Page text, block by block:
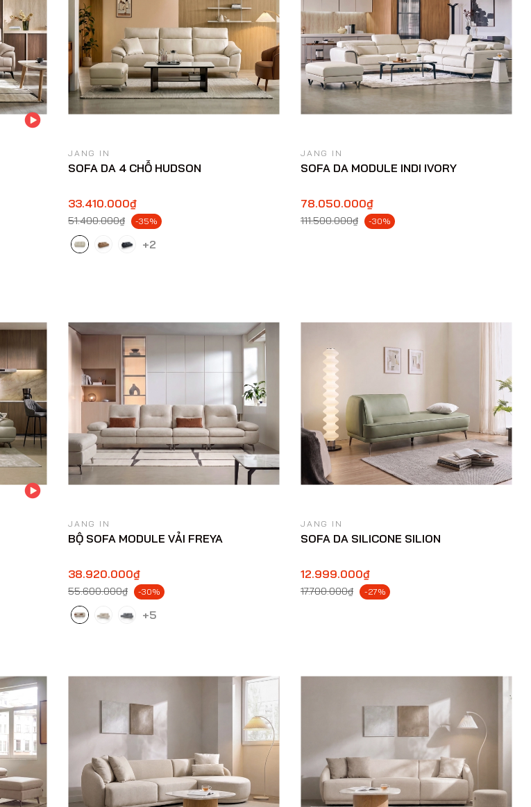
JANG IN
SOFA DA 4 CHỖ HUDSON
33.410.000₫
51.400.000₫ -35%
+2
JANG IN
SOFA DA MODULE INDI IVORY
78.050.000₫
111.500.000₫ -30%
JANG IN
BỘ SOFA MODULE VẢI FREYA
38.920.000₫
55.600.000₫ -30%
+5
JANG IN
SOFA DA SILICONE SILION
12.999.000₫
17.700.000₫ -27%